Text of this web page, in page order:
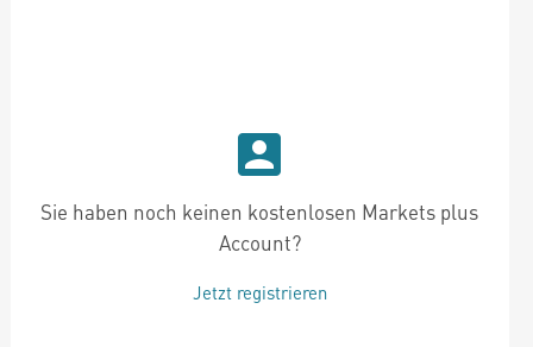
Sie haben noch keinen kostenlosen Markets plus
Account?
Jetzt registrieren